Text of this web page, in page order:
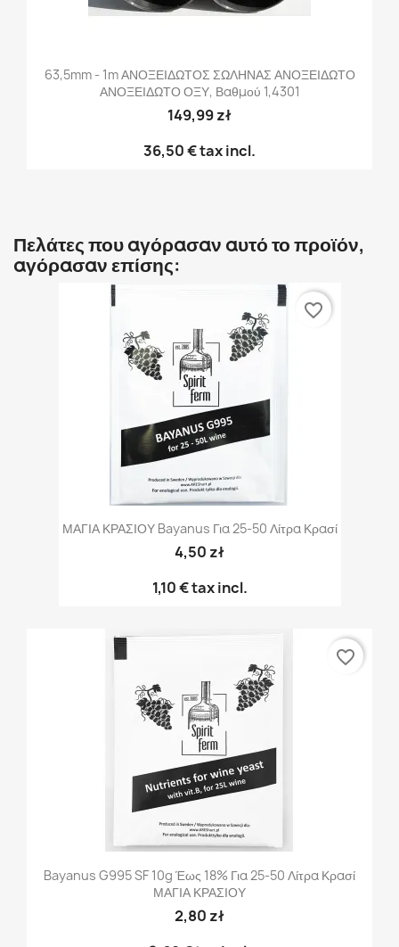
63,5mm - 1m ΑΝΟΞΕΙΔΩΤΟΣ ΣΩΛΗΝΑΣ ΑΝΟΞΕΙΔΩΤΟ
ΑΝΟΞΕΙΔΩΤΟ ΟΞΥ, Βαθμού 1,4301
149,99 zł
36,50 €tax incl.
Πελάτες που αγόρασαν αυτό το προϊόν,
αγόρασαν επίσης:
ΜΑΓΙΑ ΚΡΑΣΙΟΥ Bayanus Για 25-50 Λίτρα Κρασί
4,50 zł
1,10 €tax incl.
favorite_border
Bayanus G995 SF 10g Έως 18% Για 25-50 Λίτρα Κρασί
ΜΑΓΙΑ ΚΡΑΣΙΟΥ
2,80 zł
favorite_border